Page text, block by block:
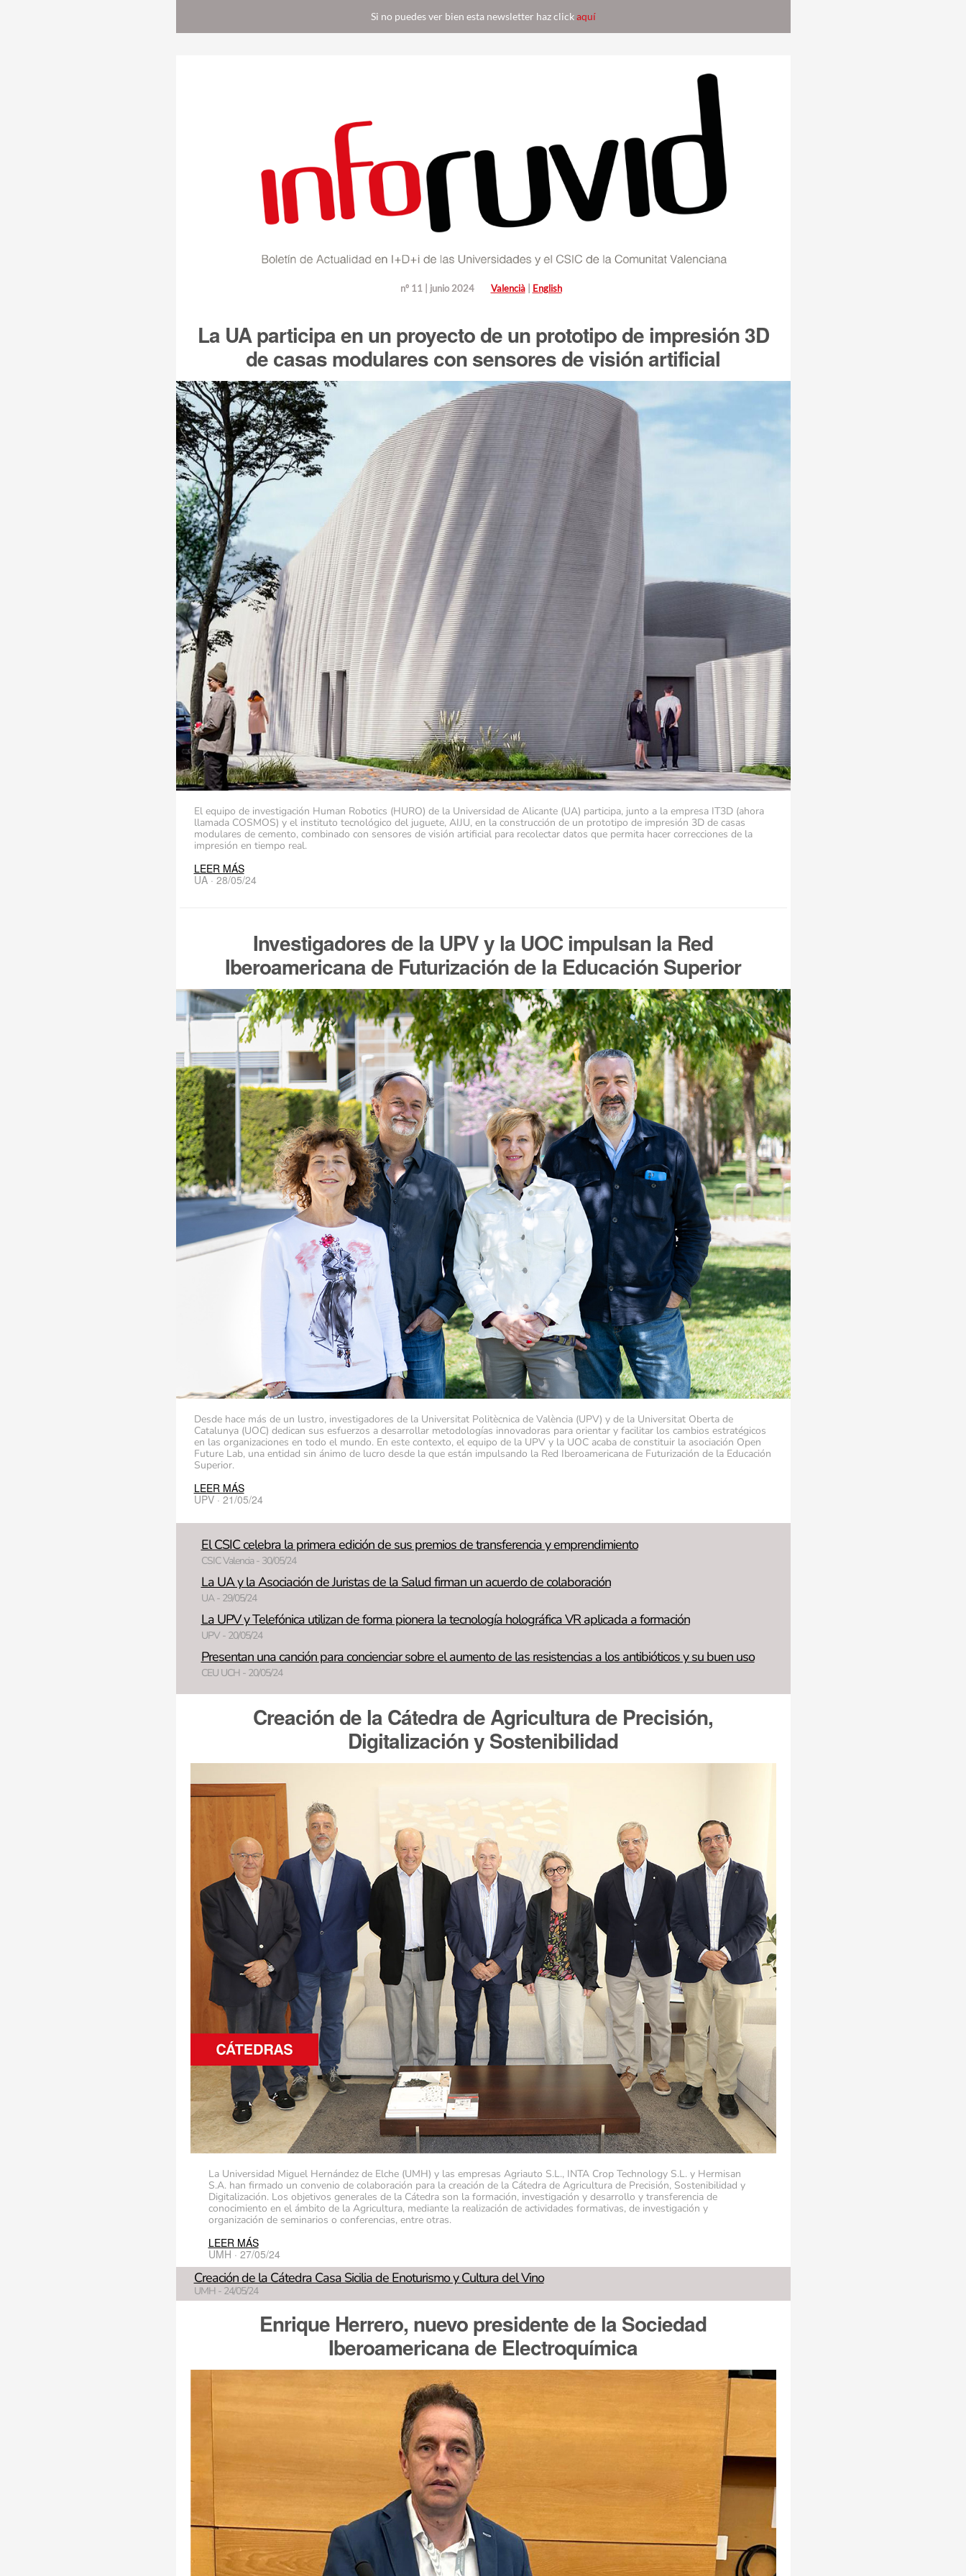
Si no puedes ver bien esta newsletter haz clickaquí
nº 11 | junio 2024 Valencià| English
La UA participa en un proyecto de un prototipo de impresión 3D
de casas modulares con sensores de visión artificial
El equipo de investigación Human Robotics (HURO) de la Universidad de Alicante (UA) participa, junto a la empresa IT3D (ahora
llamada COSMOS) y el instituto tecnológico del juguete, AIJU, en la construcción de un prototipo de impresión 3D de casas
modulares de cemento, combinado con sensores de visión artificial para recolectar datos que permita hacer correcciones de la
impresión en tiempo real.
LEER MÁS
UA · 28/05/24
Investigadores de la UPV y la UOC impulsan la Red
Iberoamericana de Futurización de la Educación Superior
Desde hace más de un lustro, investigadores de la Universitat Politècnica de València (UPV) y de la Universitat Oberta de
Catalunya (UOC) dedican sus esfuerzos a desarrollar metodologías innovadoras para orientar y facilitar los cambios estratégicos
en las organizaciones en todo el mundo. En este contexto, el equipo de la UPV y la UOC acaba de constituir la asociación Open
Future Lab, una entidad sin ánimo de lucro desde la que están impulsando la Red Iberoamericana de Futurización de la Educación
Superior.
LEER MÁS
UPV · 21/05/24
El CSIC celebra la primera edición de sus premios de transferencia y emprendimiento
CSIC Valencia - 30/05/24
La UA y la Asociación de Juristas de la Salud firman un acuerdo de colaboración
UA - 29/05/24
La UPV y Telefónica utilizan de forma pionera la tecnología holográfica VR aplicada a formación
UPV - 20/05/24
Presentan una canción para concienciar sobre el aumento de las resistencias a los antibióticos y su buen uso
CEU UCH - 20/05/24
Creación de la Cátedra de Agricultura de Precisión,
Digitalización y Sostenibilidad
La Universidad Miguel Hernández de Elche (UMH) y las empresas Agriauto S.L., INTA Crop Technology S.L. y Hermisan
S.A. han firmado un convenio de colaboración para la creación de la Cátedra de Agricultura de Precisión, Sostenibilidad y
Digitalización. Los objetivos generales de la Cátedra son la formación, investigación y desarrollo y transferencia de
conocimiento en el ámbito de la Agricultura, mediante la realización de actividades formativas, de investigación y
organización de seminarios o conferencias, entre otras.
LEER MÁS
UMH · 27/05/24
Creación de la Cátedra Casa Sicilia de Enoturismo y Cultura del Vino
UMH - 24/05/24
Enrique Herrero, nuevo presidente de la Sociedad
Iberoamericana de Electroquímica